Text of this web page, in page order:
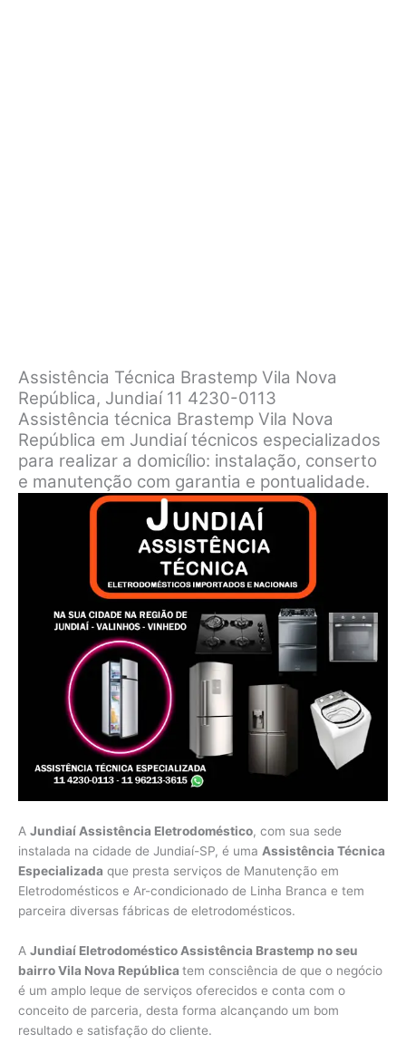
Assistência Técnica Brastemp Vila Nova
República, Jundiaí 11 4230-0113
Assistência técnica Brastemp Vila Nova
República em Jundiaí técnicos especializados
para realizar a domicílio: instalação, conserto
e manutenção com garantia e pontualidade.
A Jundiaí Assistência Eletrodoméstico, com sua sede
instalada na cidade de Jundiaí-SP, é uma Assistência Técnica
Especializada que presta serviços de Manutenção em
Eletrodomésticos e Ar-condicionado de Linha Branca e tem
parceira diversas fábricas de eletrodomésticos.
A Jundiaí Eletrodoméstico Assistência Brastemp no seu
bairro Vila Nova República tem consciência de que o negócio
é um amplo leque de serviços oferecidos e conta com o
conceito de parceria, desta forma alcançando um bom
resultado e satisfação do cliente.